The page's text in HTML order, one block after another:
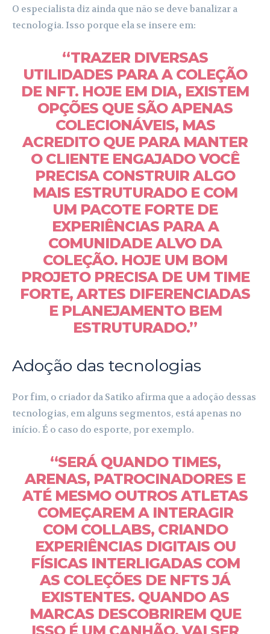
O especialista diz ainda que não se deve banalizar a
tecnologia. Isso porque ela se insere em:
“TRAZER DIVERSAS
UTILIDADES PARA A COLEÇÃO
DE NFT. HOJE EM DIA, EXISTEM
OPÇÕES QUE SÃO APENAS
COLECIONÁVEIS, MAS
ACREDITO QUE PARA MANTER
O CLIENTE ENGAJADO VOCÊ
PRECISA CONSTRUIR ALGO
MAIS ESTRUTURADO E COM
UM PACOTE FORTE DE
EXPERIÊNCIAS PARA A
COMUNIDADE ALVO DA
COLEÇÃO. HOJE UM BOM
PROJETO PRECISA DE UM TIME
FORTE, ARTES DIFERENCIADAS
E PLANEJAMENTO BEM
ESTRUTURADO.”
Adoção das tecnologias
Por fim, o criador da Satiko afirma que a adoção dessas
tecnologias, em alguns segmentos, está apenas no
início. É o caso do esporte, por exemplo.
“SERÁ QUANDO TIMES,
ARENAS, PATROCINADORES E
ATÉ MESMO OUTROS ATLETAS
COMEÇAREM A INTERAGIR
COM COLLABS, CRIANDO
EXPERIÊNCIAS DIGITAIS OU
FÍSICAS INTERLIGADAS COM
AS COLEÇÕES DE NFTS JÁ
EXISTENTES. QUANDO AS
MARCAS DESCOBRIREM QUE